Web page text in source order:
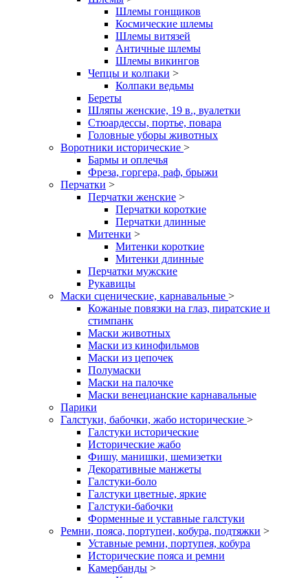
Шлемы гонщиков
Космические шлемы
Шлемы витязей
Античные шлемы
Шлемы викингов
Чепцы и колпаки >
Колпаки ведьмы
Береты
Шляпы женские, 19 в., вуалетки
Стюардессы, портье, повара
Головные уборы животных
Воротники исторические >
Бармы и оплечья
Фреза, горгера, раф, брыжи
Перчатки >
Перчатки женские >
Перчатки короткие
Перчатки длинные
Митенки >
Митенки короткие
Митенки длинные
Перчатки мужские
Рукавицы
Маски сценические, карнавальные >
Кожаные повязки на глаз, пиратские и
стимпанк
Маски животных
Маски из кинофильмов
Маски из цепочек
Полумаски
Маски на палочке
Маски венецианские карнавальные
Парики
Галстуки, бабочки, жабо исторические >
Галстуки исторические
Исторические жабо
Фишу, манишки, шемизетки
Декоративные манжеты
Галстуки-боло
Галстуки цветные, яркие
Галстуки-бабочки
Форменные и уставные галстуки
Ремни, пояса, портупеи, кобура, подтяжки >
Уставные ремни, портупея, кобура
Исторические пояса и ремни
Камербанды >